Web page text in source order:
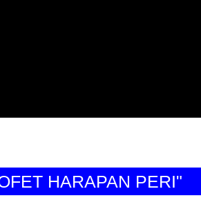
HARAPAN PERI"